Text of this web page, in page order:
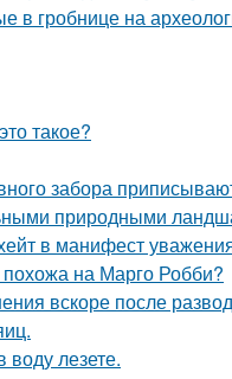
гробнице на
такое?
забора
природными
в манифест
на Марго Робби?
вскоре после
воду лезете.